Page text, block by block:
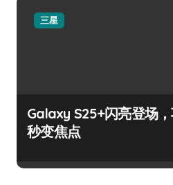
三星
Galaxy S25+闪亮登场
秒变焦点